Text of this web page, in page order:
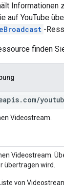
Informationen
auf YouTube
-
finden
. com/
Videostream.
Videostream.
übertragen wird.
von